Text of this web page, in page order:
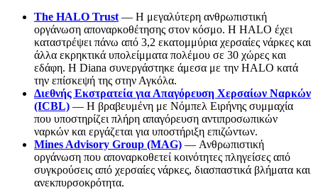
The HALO Trust — Η μεγαλύτερη ανθρωπιστική
οργάνωση αποναρκοθέτησης στον κόσμο. Η HALO έχει
καταστρέψει πάνω από 3,2 εκατομμύρια χερσαίες νάρκες και
άλλα εκρηκτικά υπολείμματα πολέμου σε 30 χώρες και
εδάφη. Η Diana συνεργάστηκε άμεσα με την HALO κατά
την επίσκεψή της στην Αγκόλα.
Διεθνής Εκστρατεία για Απαγόρευση Χερσαίων Ναρκών
(ICBL) — Η βραβευμένη με Νόμπελ Ειρήνης συμμαχία
που υποστηρίζει πλήρη απαγόρευση αντιπροσωπικών
ναρκών και εργάζεται για υποστήριξη επιζώντων.
Mines Advisory Group (MAG) — Ανθρωπιστική
οργάνωση που αποναρκοθετεί κοινότητες πληγείσες από
συγκρούσεις από χερσαίες νάρκες, διασπαστικά βλήματα και
ανεκπυρσοκρότητα.